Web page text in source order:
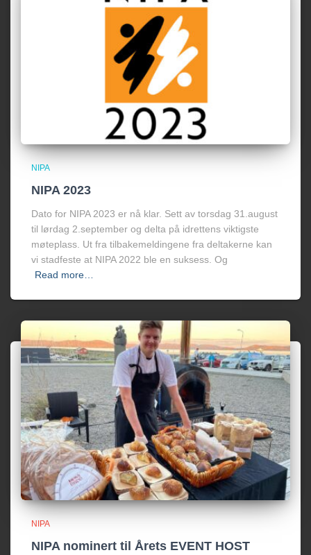
NIPA
NIPA 2023
Dato for NIPA 2023 er nå klar. Sett av torsdag 31.august
til lørdag 2.september og delta på idrettens viktigste
møteplass. Ut fra tilbakemeldingene fra deltakerne kan
vi stadfeste at NIPA 2022 ble en suksess. Og
Read more…
NIPA
NIPA nominert til Årets EVENT HOST